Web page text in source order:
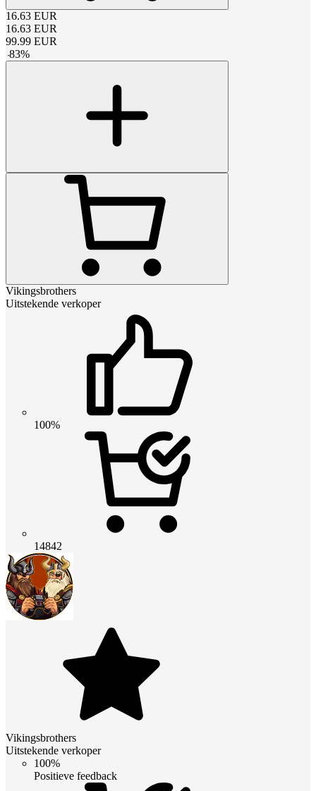
16.63 EUR
16.63 EUR
99.99 EUR
-83%
Vikingsbrothers
Uitstekende verkoper
100%
14842
Vikingsbrothers
Uitstekende verkoper
100%
Positieve feedback